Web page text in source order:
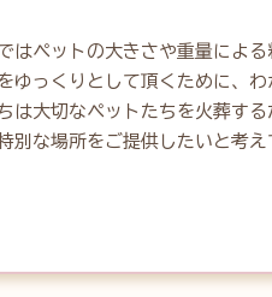
はペットの大きさや重量によ
ゆっくりとして頂くために、
は大切なペットたちを火葬す
別な場所をご提供したいと考え